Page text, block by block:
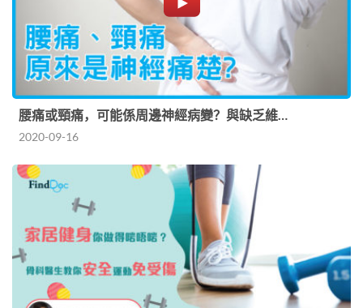
腰痛或頸痛，可能係周邊神經病變？與缺乏維…
2020-09-16